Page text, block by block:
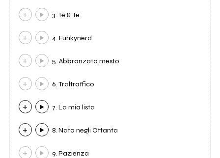
3. Te & Te
4. Funkynerd
5. Abbronzato mesto
6. Traltraffico
7. La mia lista
8. Nato negli Ottanta
9. Pazienza